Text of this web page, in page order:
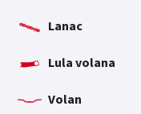
Lanac
Lula volana
Volan